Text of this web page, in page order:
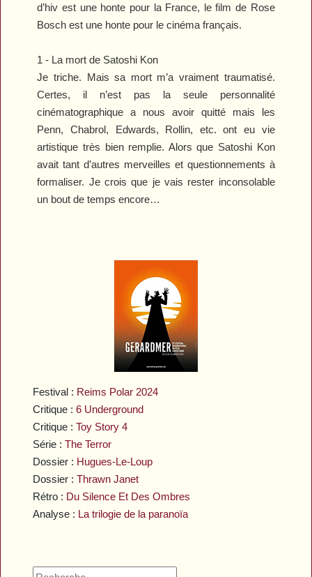
Festival : Reims Polar 2024
Critique :6 Underground
Critique :Toy Story 4
Série :The Terror
Dossier : Hugues-Le-Loup
Dossier :Thrawn Janet
Rétro : Du Silence Et Des Ombres
Analyse : La trilogie de la paranoïa
d’hiv est une honte pour la France, le film de Rose
Bosch est une honte pour le cinéma français.
1 - La mort de Satoshi Kon
Je triche. Mais sa mort m’a vraiment traumatisé.
Certes, il n’est pas la seule personnalité
cinématographique a nous avoir quitté mais les
Penn, Chabrol, Edwards, Rollin, etc. ont eu vie
artistique très bien remplie. Alors que Satoshi Kon
avait tant d’autres merveilles et questionnements à
formaliser. Je crois que je vais rester inconsolable
un bout de temps encore…